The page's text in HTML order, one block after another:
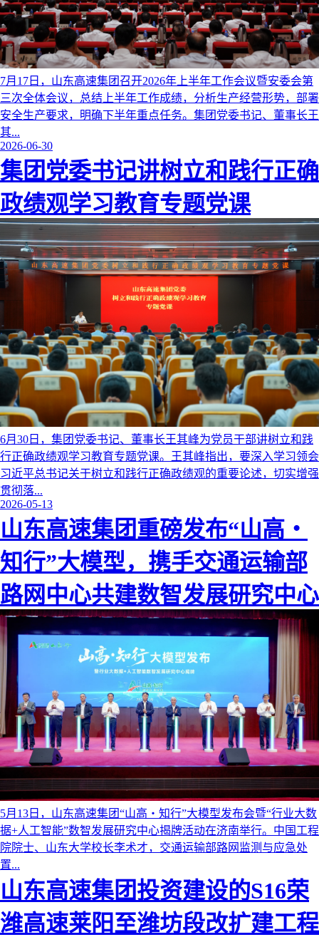
7月17日，山东高速集团召开2026年上半年工作会议暨安委会第
三次全体会议，总结上半年工作成绩，分析生产经营形势，部署
安全生产要求，明确下半年重点任务。集团党委书记、董事长王
其...
2026-06-30
集团党委书记讲树立和践行正确
政绩观学习教育专题党课
6月30日，集团党委书记、董事长王其峰为党员干部讲树立和践
行正确政绩观学习教育专题党课。王其峰指出，要深入学习领会
习近平总书记关于树立和践行正确政绩观的重要论述，切实增强
贯彻落...
2026-05-13
山东高速集团重磅发布“山高・
知行”大模型，携手交通运输部
路网中心共建数智发展研究中心
5月13日，山东高速集团“山高・知行”大模型发布会暨“行业大数
据+人工智能”数智发展研究中心揭牌活动在济南举行。中国工程
院院士、山东大学校长李术才，交通运输部路网监测与应急处
置...
Previous
Next
山东高速集团投资建设的S16荣
潍高速莱阳至潍坊段改扩建工程